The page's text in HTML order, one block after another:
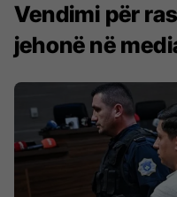
Vendimi për
jehonë në